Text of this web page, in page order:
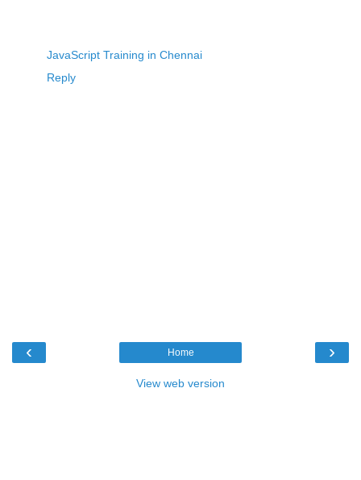
JavaScript Training in Chennai
Reply
‹ ›
Home
View web version